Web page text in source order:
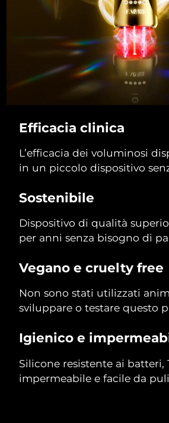
Efficacia clinica
L’efficacia dei voluminosi
in un piccolo dispositivo
Sostenibile
Dispositivo di qualità
per anni senza bisogno di
Vegano e cruelty free
Non sono stati utilizzati
sviluppare o testare questo
Igienico e
Silicone resistente ai batteri,
impermeabile e facile da